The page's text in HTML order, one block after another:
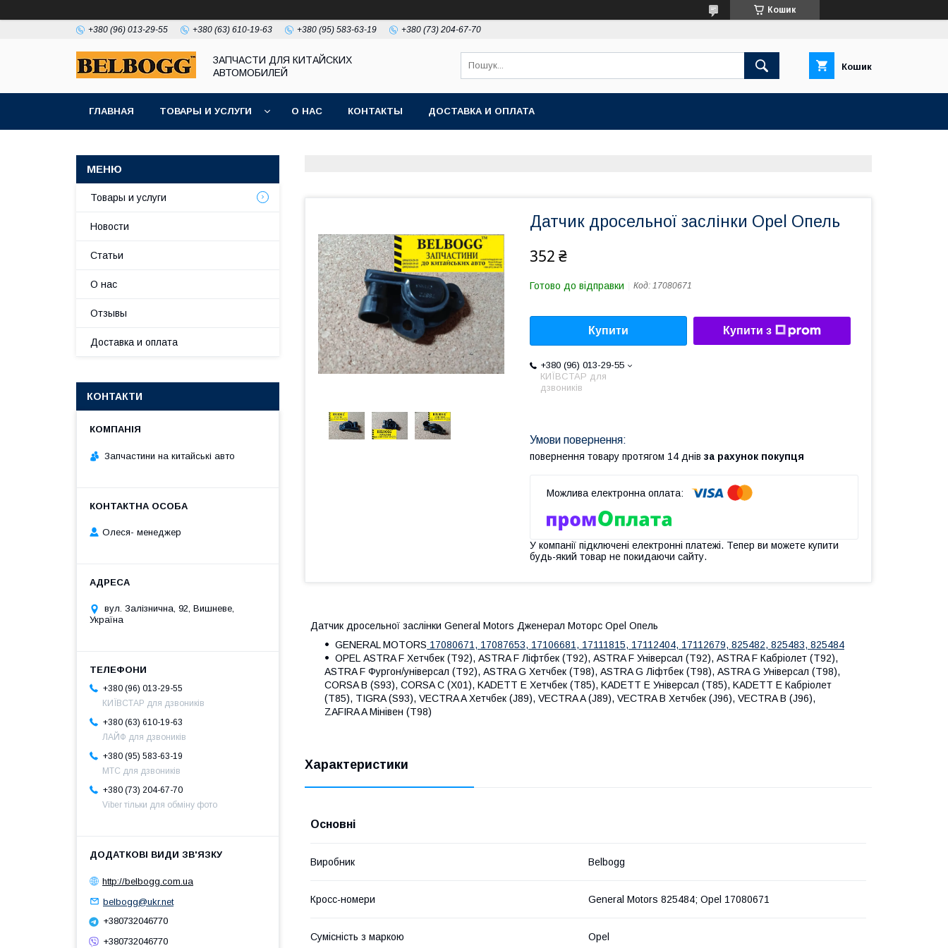
Кошик
+380 (96) 013-29-55 +380 (63) 610-19-63 +380 (95) 583-63-19 +380 (73) 204-67-70
ЗАПЧАСТИ ДЛЯ КИТАЙСКИХ
АВТОМОБИЛЕЙ
Кошик
ГЛАВНАЯ ТОВАРЫ И УСЛУГИ О НАС КОНТАКТЫ ДОСТАВКА И ОПЛАТА
Датчик дросельної заслінки Opel Опель
352 ₴
Готово до відправки Код: 17080671
Купити Купити з
+380 (96) 013-29-55
КИЇВСТАР для
дзвоників
повернення товару протягом 14 днів за рахунок покупця
У компанії підключені електронні платежі. Тепер ви можете купити
будь-який товар не покидаючи сайту.
Датчик дросельної заслінки General Motors Дженерал Моторс Opel Опель
GENERAL MOTORS 17080671, 17087653, 17106681, 17111815, 17112404, 17112679, 825482, 825483, 825484
OPEL ASTRA F Хетчбек (T92), ASTRA F Ліфтбек (T92), ASTRA F Універсал (T92), ASTRA F Кабріолет (T92),
ASTRA F Фургон/універсал (T92), ASTRA G Хетчбек (T98), ASTRA G Ліфтбек (T98), ASTRA G Універсал (T98),
CORSA B (S93), CORSA C (X01), KADETT E Хетчбек (T85), KADETT E Універсал (T85), KADETT E Кабріолет
(T85), TIGRA (S93), VECTRA A Хетчбек (J89), VECTRA A (J89), VECTRA B Хетчбек (J96), VECTRA B (J96),
ZAFIRA A Мінівен (T98)
Характеристики
Основні
Виробник Belbogg
Кросс-номери General Motors 825484; Opel 17080671
Сумісність з маркою Opel
Товары и услуги
Новости
Статьи
О нас
Отзывы
Доставка и оплата
КОНТАКТИ
Запчастини на китайські авто
Олеся- менеджер
вул. Залізнична, 92, Вишневе,
Україна
+380 (96) 013-29-55
КИЇВСТАР для дзвоників
+380 (63) 610-19-63
ЛАЙФ для дзвоників
+380 (95) 583-63-19
МТС для дзвоників
+380 (73) 204-67-70
Viber тільки для обміну фото
http://belbogg.com.ua
belbogg@ukr.net
+380732046770
+380732046770